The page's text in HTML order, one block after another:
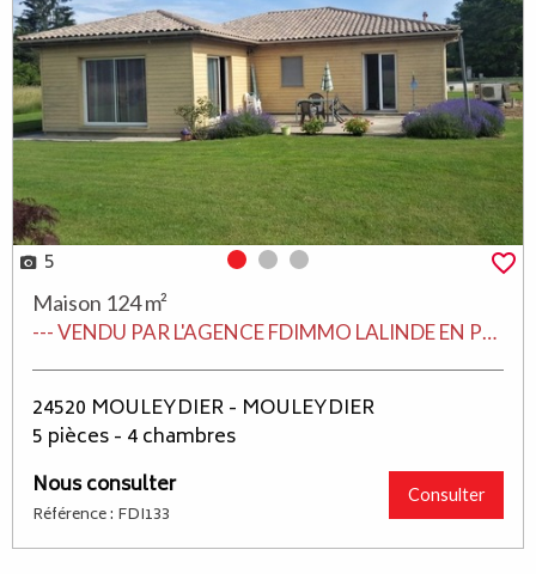
5 Photo 0
Photo 1Photo 2
Maison 124 m²
--- VENDU PAR L'AGENCE FDIMMO LALINDE EN PERIGORD ---
24520 MOULEYDIER - MOULEYDIER
5 pièces - 4 chambres
Nous consulter
Référence : FDI133
Consulter